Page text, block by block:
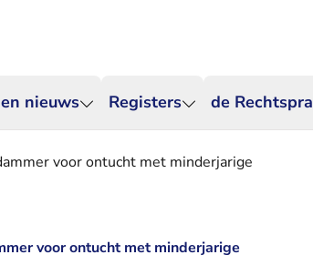
nieuws Registers de
voor ontucht met minderjarige
voor ontucht met minderjarige